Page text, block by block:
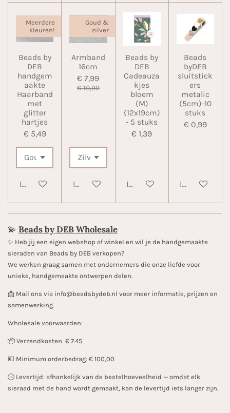
Meerdere
kleuren!
Beads by
DEB
handgem
aakte
Haarband
met
glitter
hartjes
€ 5,49
In winkelwagen
Goud &
zilver
Armband
16cm
€ 7,99
€ 10,99
In winkelwagen
Beads by
DEB
Cadeauza
kjes
bloem
(M)
(12x19cm)
- 5 stuks
€ 1,39
In winkelwagen
Beads
byDEB
sluitstick
ers
metalic
(5cm)-10
stuks
€ 0,99
In
💫 Beads by DEB Wholesale
✨️ Heb jij een eigen webshop of winkel en wil je de handgemaakte
sieraden van Beads by DEB verkopen?
We werken graag samen met ondernemers die onze liefde voor
unieke, handgemaakte ontwerpen delen.
📩 Mail ons via info@beadsbydeb.nl voor meer informatie, prijzen en
samenwerking.
Wholesale voorwaarden:
📦 Verzendkosten: € 7.45
💶 Minimum orderbedrag: € 100,00
🕓 Levertijd: afhankelijk van de bestelhoeveelheid — omdat elk
sieraad met de hand wordt gemaakt, kan de levertijd iets langer zijn.